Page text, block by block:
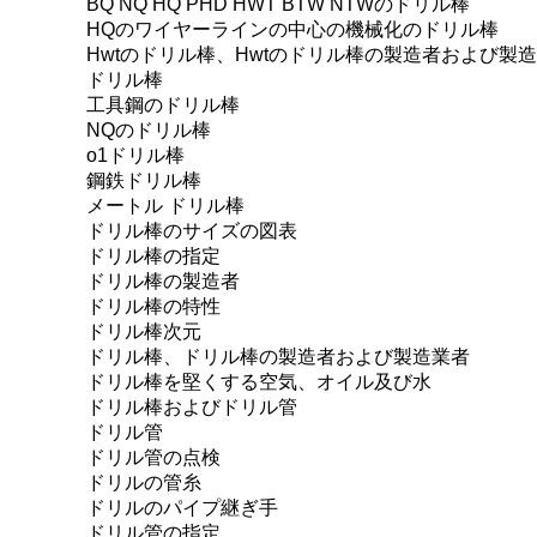
BQ NQ HQ PHD HWT BTW NTWのドリル棒
HQのワイヤーラインの中心の機械化のドリル棒
Hwtのドリル棒、Hwtのドリル棒の製造者および製
ドリル棒
工具鋼のドリル棒
NQのドリル棒
o1ドリル棒
鋼鉄ドリル棒
メートル ドリル棒
ドリル棒のサイズの図表
ドリル棒の指定
ドリル棒の製造者
ドリル棒の特性
ドリル棒次元
ドリル棒、ドリル棒の製造者および製造業者
ドリル棒を堅くする空気、オイル及び水
ドリル棒およびドリル管
ドリル管
ドリル管の点検
ドリルの管糸
ドリルのパイプ継ぎ手
ドリル管の指定